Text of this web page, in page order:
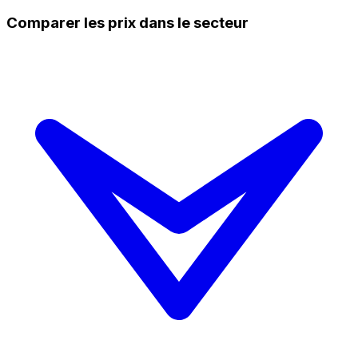
Comparer les prix dans le secteur